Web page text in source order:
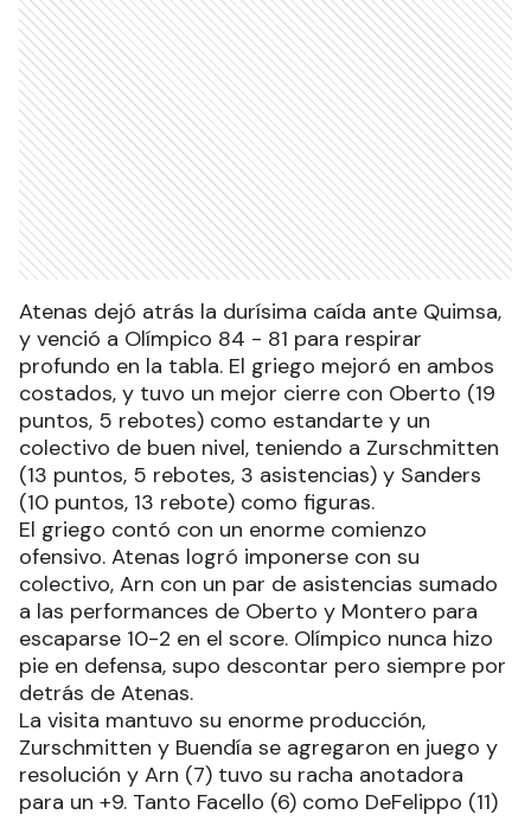
Atenas dejó atrás la durísima caída ante Quimsa,
y venció a Olímpico 84 - 81 para respirar
profundo en la tabla. El griego mejoró en ambos
costados, y tuvo un mejor cierre con Oberto (19
puntos, 5 rebotes) como estandarte y un
colectivo de buen nivel, teniendo a Zurschmitten
(13 puntos, 5 rebotes, 3 asistencias) y Sanders
(10 puntos, 13 rebote) como figuras.
El griego contó con un enorme comienzo
ofensivo. Atenas logró imponerse con su
colectivo, Arn con un par de asistencias sumado
a las performances de Oberto y Montero para
escaparse 10-2 en el score. Olímpico nunca hizo
pie en defensa, supo descontar pero siempre por
detrás de Atenas.
La visita mantuvo su enorme producción,
Zurschmitten y Buendía se agregaron en juego y
resolución y Arn (7) tuvo su racha anotadora
para un +9. Tanto Facello (6) como DeFelippo (11)